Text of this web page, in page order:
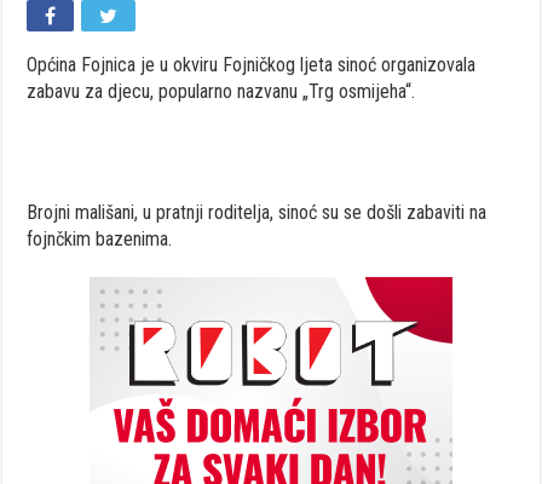
Općina Fojnica je u okviru Fojničkog ljeta sinoć organizovala
zabavu za djecu, popularno nazvanu „Trg osmijeha“.
Brojni mališani, u pratnji roditelja, sinoć su se došli zabaviti na
fojnčkim bazenima.